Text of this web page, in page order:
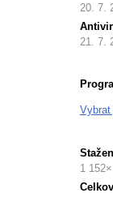
20. 7.
21. 7.
Vybrat
1 152×